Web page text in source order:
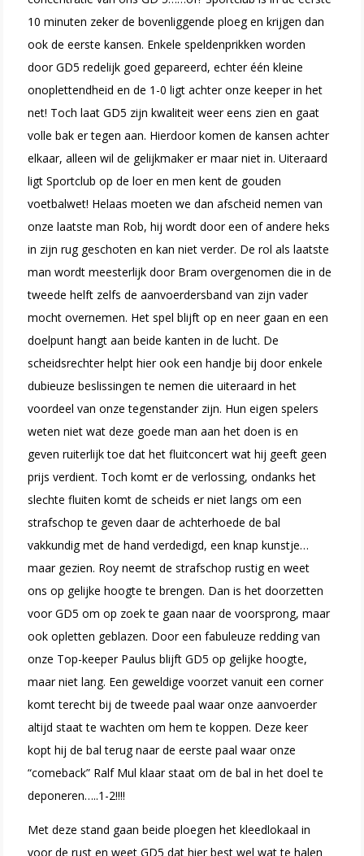
10 minuten zeker de bovenliggende ploeg en krijgen dan
ook de eerste kansen. Enkele speldenprikken worden
door GD5 redelijk goed gepareerd, echter één kleine
onoplettendheid en de 1-0 ligt achter onze keeper in het
net! Toch laat GD5 zijn kwaliteit weer eens zien en gaat
volle bak er tegen aan. Hierdoor komen de kansen achter
elkaar, alleen wil de gelijkmaker er maar niet in. Uiteraard
ligt Sportclub op de loer en men kent de gouden
voetbalwet! Helaas moeten we dan afscheid nemen van
onze laatste man Rob, hij wordt door een of andere heks
in zijn rug geschoten en kan niet verder. De rol als laatste
man wordt meesterlijk door Bram overgenomen die in de
tweede helft zelfs de aanvoerdersband van zijn vader
mocht overnemen. Het spel blijft op en neer gaan en een
doelpunt hangt aan beide kanten in de lucht. De
scheidsrechter helpt hier ook een handje bij door enkele
dubieuze beslissingen te nemen die uiteraard in het
voordeel van onze tegenstander zijn. Hun eigen spelers
weten niet wat deze goede man aan het doen is en
geven ruiterlijk toe dat het fluitconcert wat hij geeft geen
prijs verdient. Toch komt er de verlossing, ondanks het
slechte fluiten komt de scheids er niet langs om een
strafschop te geven daar de achterhoede de bal
vakkundig met de hand verdedigd, een knap kunstje…
maar gezien. Roy neemt de strafschop rustig en weet
ons op gelijke hoogte te brengen. Dan is het doorzetten
voor GD5 om op zoek te gaan naar de voorsprong, maar
ook opletten geblazen. Door een fabuleuze redding van
onze Top-keeper Paulus blijft GD5 op gelijke hoogte,
maar niet lang. Een geweldige voorzet vanuit een corner
komt terecht bij de tweede paal waar onze aanvoerder
altijd staat te wachten om hem te koppen. Deze keer
kopt hij de bal terug naar de eerste paal waar onze
“comeback” Ralf Mul klaar staat om de bal in het doel te
deponeren…..1-2!!!!
Met deze stand gaan beide ploegen het kleedlokaal in
voor de rust en weet GD5 dat hier best wel wat te halen